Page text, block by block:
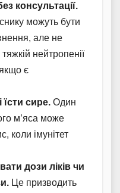
консультації.
можуть бути
але не
нейтропенії
є
їсти сире. Один
м’яса може
коли імунітет
дози ліків чи
Це призводить